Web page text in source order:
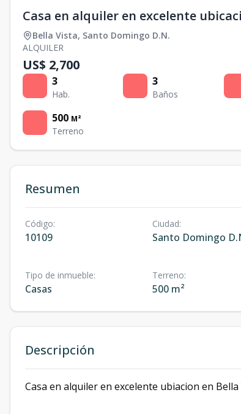
Casa en alquiler en excelente
Bella Vista, Santo Domingo D.N.
ALQUILER
US$ 2,700
3
Hab.
3
Baños
500 M²
Terreno
Resumen
Código:
10109
Ciudad:
Santo Domingo
Tipo de inmueble:
Casas
Terreno:
500 m²
Descripción
Casa en alquiler en excelente ubiacion en Bella